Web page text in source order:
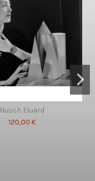
Nusch Eluard
120,00 €